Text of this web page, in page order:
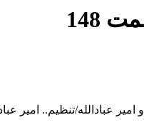
148
عبادالله/تنظیم.. امیر